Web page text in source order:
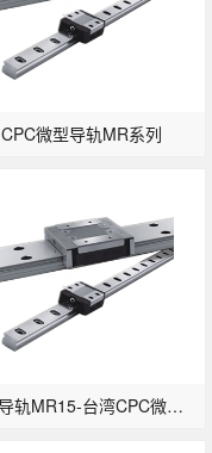
CPC微型导轨MR系列
CPC导轨MR15-台湾CPC微型滚珠线轨MR15MN